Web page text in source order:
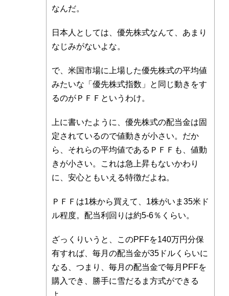
なんだ。
日本人としては、優先株式なんて、あまり
なじみがないよな。
で、米国市場に上場した優先株式の平均値
みたいな「優先株式指数」と同じ動きをす
るのがＰＦＦというわけ。
上に書いたように、優先株式の配当金は固
定されているので値動きが小さい。だか
ら、それらの平均値であるＰＦＦも、値動
きが小さい。これは急上昇もないかわり
に、安心ともいえる特徴だよね。
ＰＦＦは1株から買えて、1株がいま35米ド
ル程度。配当利回りは約5-6％くらい。
ざっくりいうと、このPFFを140万円分保
有すれば、毎月の配当金が35ドルくらいに
なる、つまり、毎月の配当金で毎月PFFを
購入でき、勝手に雪だるま方式ができる